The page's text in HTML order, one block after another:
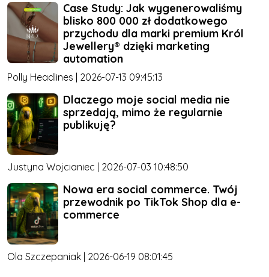
Case Study: Jak wygenerowaliśmy
blisko 800 000 zł dodatkowego
przychodu dla marki premium Król
Jewellery® dzięki marketing
automation
Polly Headlines | 2026-07-13 09:45:13
Dlaczego moje social media nie
sprzedają, mimo że regularnie
publikuję?
Justyna Wojcianiec | 2026-07-03 10:48:50
Nowa era social commerce. Twój
przewodnik po TikTok Shop dla e-
commerce
Ola Szczepaniak | 2026-06-19 08:01:45